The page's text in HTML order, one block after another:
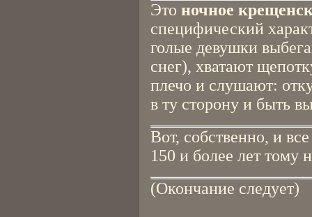
Это ночное
специфический
голые девушки
снег), хватают
плечо и слушают:
в ту сторону и быть
Вот, собственно, и
150 и более лет тому
(Окончание следует)